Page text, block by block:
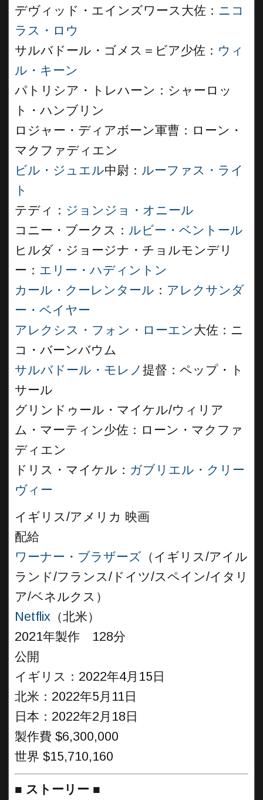
デヴィッド・エインズワース大佐： ニコ
ラス・ロウ
サルバドール・ゴメス＝ビア少佐： ウィ
ル・キーン
パトリシア・トレハーン：シャーロッ
ト・ハンブリン
ロジャー・ディアボーン軍曹：ローン・
マクファディエン
ビル・ジュエル中尉： ルーファス・ライ
ト
テディ： ジョンジョ・オニール
コニー・ブークス： ルビー・ベントール
ヒルダ・ジョージナ・チョルモンデリ
ー： エリー・ハディントン
カール・クーレンタール ： アレクサンダ
ー・ベイヤー
アレクシス・フォン・ローエン大佐：ニ
コ・バーンバウム
サルバドール・モレノ 提督：ペップ・ト
サール
グリンドゥール・マイケル/ウィリア
ム・マーティン少佐：ローン・マクファ
ディエン
ドリス・マイケル： ガブリエル・クリー
ヴィー
イギリス/アメリカ 映画
配給
ワーナー・ブラザーズ （イギリス/アイル
ランド/フランス/ドイツ/スペイン/イタリ
ア/ベネルクス）
Netflix （北米）
2021年製作 128分
公開
イギリス：2022年4月15日
北米：2022年5月11日
日本：2022年2月18日
製作費 $6,300,000
世界 $15,710,160
■ ストーリー ■